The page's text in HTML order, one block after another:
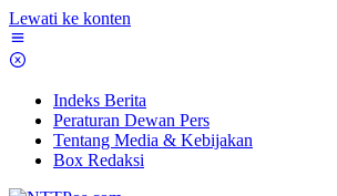
Lewati ke konten
Indeks Berita
Peraturan Dewan Pers
Tentang Media & Kebijakan
Box Redaksi